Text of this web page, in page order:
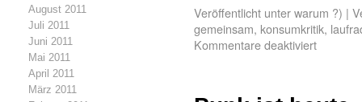
August 2011
Juli 2011
Juni 2011
Mai 2011
April 2011
März 2011
Veröffentlicht unterwarum ?) |
gemeinsam, konsumkritik,
Kommentare deaktiviert